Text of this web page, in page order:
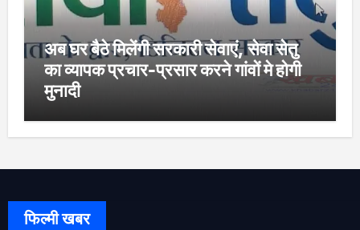
अब घर बैठे मिलेंगी सरकारी सेवाएं, सेवा सेतु
का व्यापक प्रचार-प्रसार करने गांवों मे होगी
मुनादी
फिल्मी खबर